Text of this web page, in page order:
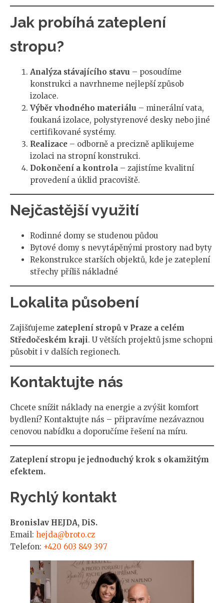
Jak probíhá zateplení
stropu?
Analýza stávajícího stavu – posoudíme
konstrukci a navrhneme nejlepší způsob
izolace.
Výběr vhodného materiálu – minerální vata,
foukaná izolace, polystyrenové desky nebo jiné
certifikované systémy.
Realizace – odborně a precizně aplikujeme
izolaci na stropní konstrukci.
Dokončení a kontrola – zajistíme kvalitní
provedení a úklid pracoviště.
Nejčastější využití
Rodinné domy se studenou půdou
Bytové domy s nevytápěnými prostory nad byty
Rekonstrukce starších objektů, kde je zateplení
střechy příliš nákladné
Lokalita působení
Zajišťujeme zateplení stropů v Praze a celém
Středočeském kraji. U větších projektů jsme schopni
působit i v dalších regionech.
Kontaktujte nás
Chcete snížit náklady na energie a zvýšit komfort
bydlení? Kontaktujte nás – připravíme nezávaznou
cenovou nabídku a doporučíme řešení na míru.
Zateplení stropu je jednoduchý krok s okamžitým
efektem.
Rychlý kontakt
Bronislav HEJDA, DiS.
Email: hejda@broto.cz
Telefon: +420 603 849 397